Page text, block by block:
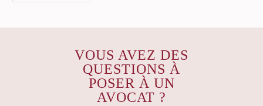
VOUS AVEZ DES
QUESTIONS À
POSER À UN
AVOCAT ?